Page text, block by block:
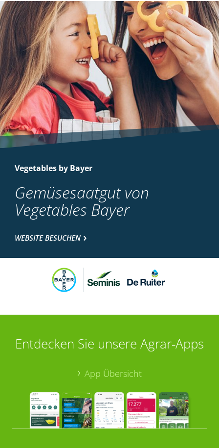
Vegetables by Bayer
Gemüsesaatgut von
Vegetables Bayer
WEBSITE BESUCHEN
Entdecken Sie unsere Agrar-Apps
App Übersicht